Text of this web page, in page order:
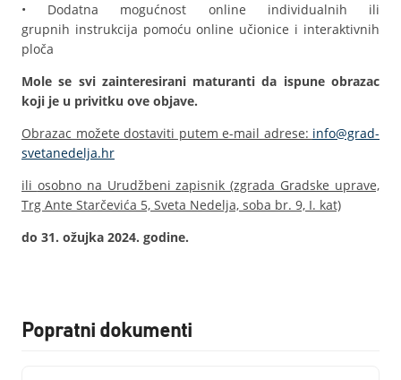
• Dodatna mogućnost online individualnih ili
grupnih instrukcija pomoću online učionice i interaktivnih
ploča
Mole se svi zainteresirani maturanti da ispune obrazac
koji je u privitku ove objave.
Obrazac možete dostaviti putem e-mail adrese: info@grad-
svetanedelja.hr
ili osobno na Urudžbeni zapisnik (zgrada Gradske uprave,
Trg Ante Starčevića 5, Sveta Nedelja, soba br. 9, I. kat)
do 31. ožujka 2024. godine.
Popratni dokumenti